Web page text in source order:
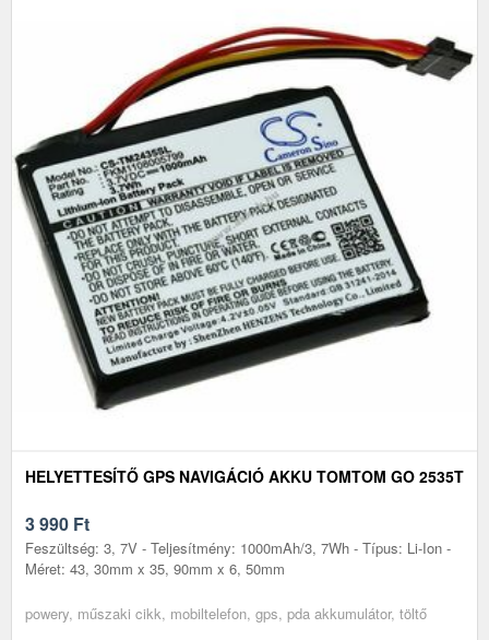
HELYETTESÍTŐ GPS NAVIGÁCIÓ AKKU TOMTOM GO 2535T
3 990 Ft
Feszültség: 3, 7V - Teljesítmény: 1000mAh/3, 7Wh - Típus: Li-Ion -
Méret: 43, 30mm x 35, 90mm x 6, 50mm
powery, műszaki cikk, mobiltelefon, gps, pda akkumulátor, töltő